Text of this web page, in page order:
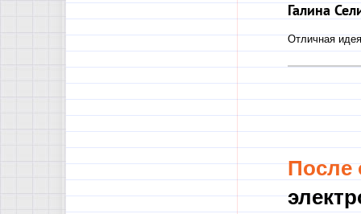
Галина
Отличная
После